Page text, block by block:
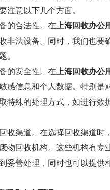
注意以下几个方面。
的合法性。在 上海回收办公
非法设备。同时，我们也要
。
的安全性。在 上海回收办公
感信息和个人数据。特别是
特殊的处理方式，如进行数
渠道。在选择回收渠道时
物回收机构。这些机构有专
妥善处理，同时也可以提供